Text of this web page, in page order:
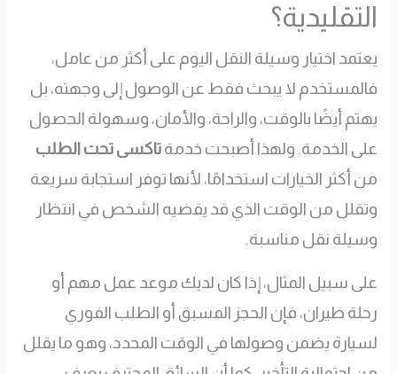
التقليدية؟
يعتمد اختيار وسيلة النقل اليوم على أكثر من عامل،
فالمستخدم لا يبحث فقط عن الوصول إلى وجهته، بل
يهتم أيضًا بالوقت، والراحة، والأمان، وسهولة الحصول
على الخدمة. ولهذا أصبحت خدمةتاكسى تحت الطلب
من أكثر الخيارات استخدامًا، لأنها توفر استجابة سريعة
وتقلل من الوقت الذي قد يقضيه الشخص في انتظار
وسيلة نقل مناسبة.
على سبيل المثال، إذا كان لديك موعد عمل مهم أو
رحلة طيران، فإن الحجز المسبق أو الطلب الفوري
لسيارة يضمن وصولها في الوقت المحدد، وهو ما يقلل